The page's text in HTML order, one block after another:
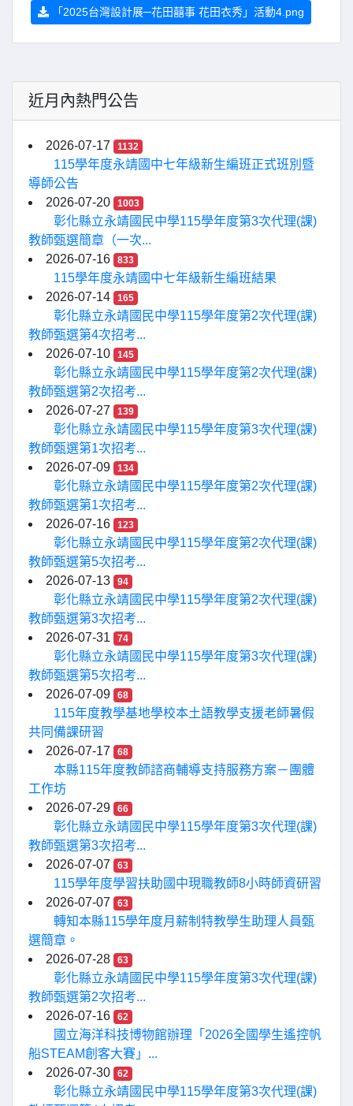
「2025台灣設計展─花田囍事 花田衣秀」活動4.png
近月內熱門公告
2026-07-17 1132
115學年度永靖國中七年級新生編班正式班別暨
導師公告
2026-07-20
1003
彰化縣立永靖國民中學115學年度第3次代理(課)
教師甄選簡章（一次...
2026-07-16
833
115學年度永靖國中七年級新生編班結果
2026-07-14
165
彰化縣立永靖國民中學115學年度第2次代理(課)
教師甄選第4次招考...
2026-07-10
145
彰化縣立永靖國民中學115學年度第2次代理(課)
教師甄選第2次招考...
2026-07-27
139
彰化縣立永靖國民中學115學年度第3次代理(課)
教師甄選第1次招考...
2026-07-09
134
彰化縣立永靖國民中學115學年度第2次代理(課)
教師甄選第1次招考...
2026-07-16
123
彰化縣立永靖國民中學115學年度第2次代理(課)
教師甄選第5次招考...
2026-07-13
94
彰化縣立永靖國民中學115學年度第2次代理(課)
教師甄選第3次招考...
2026-07-31
74
彰化縣立永靖國民中學115學年度第3次代理(課)
教師甄選第5次招考...
2026-07-09
68
115年度教學基地學校本土語教學支援老師暑假
共同備課研習
2026-07-17
68
本縣115年度教師諮商輔導支持服務方案－團體
工作坊
2026-07-29
66
彰化縣立永靖國民中學115學年度第3次代理(課)
教師甄選第3次招考...
2026-07-07
63
115學年度學習扶助國中現職教師8小時師資研習
2026-07-07
63
轉知本縣115學年度月薪制特教學生助理人員甄
選簡章。
2026-07-28
63
彰化縣立永靖國民中學115學年度第3次代理(課)
教師甄選第2次招考...
2026-07-16
62
國立海洋科技博物館辦理「2026全國學生遙控帆
船STEAM創客大賽」...
2026-07-30
62
彰化縣立永靖國民中學115學年度第3次代理(課)